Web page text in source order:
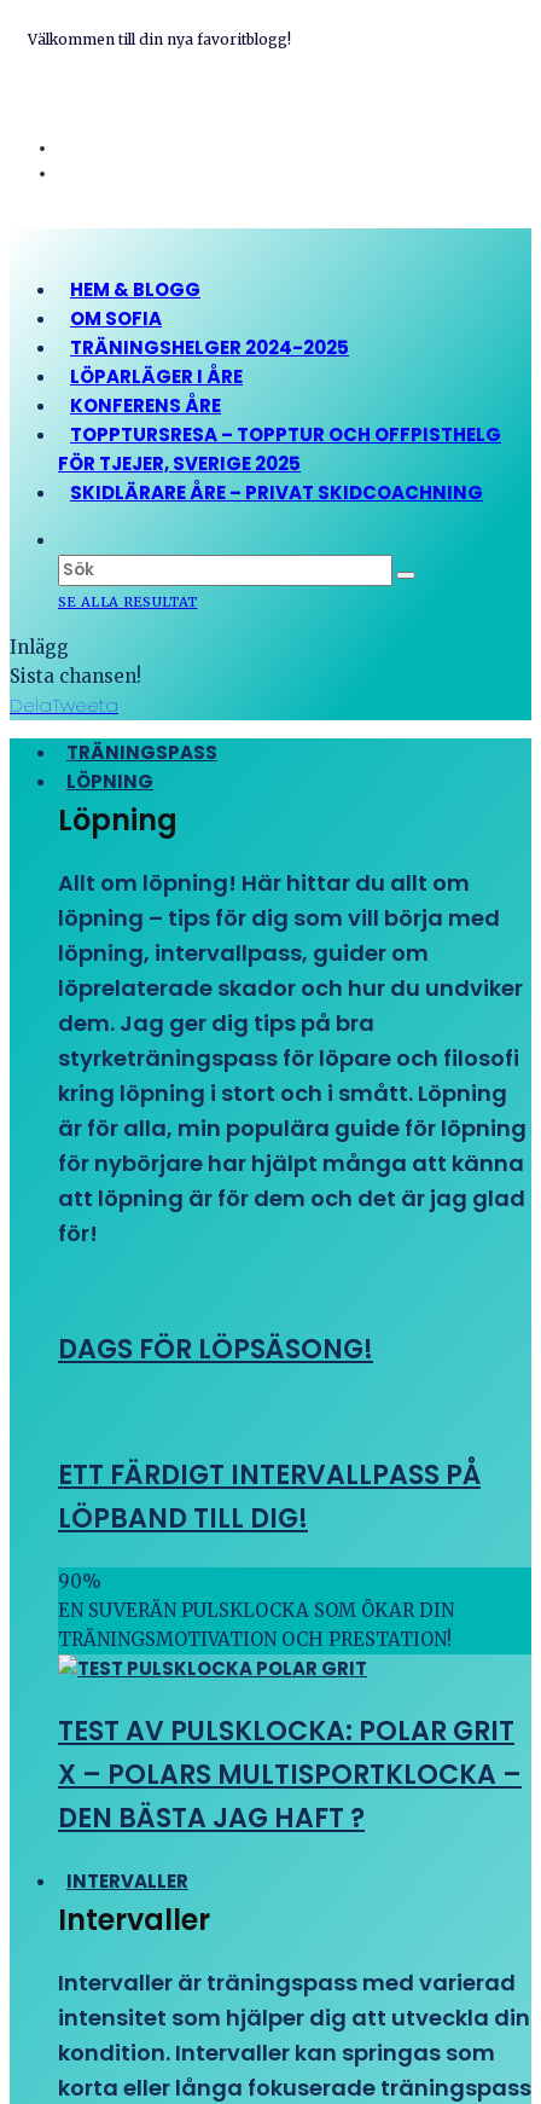
Välkommen till din nya favoritblogg!
HEM & BLOGG
OM SOFIA
TRÄNINGSHELGER 2024-2025
LÖPARLÄGER I ÅRE
KONFERENS ÅRE
TOPPTURSRESA – TOPPTUR OCH OFFPISTHELG
FÖR TJEJER, SVERIGE 2025
SKIDLÄRARE ÅRE – PRIVAT SKIDCOACHNING
SE ALLA RESULTAT
Inlägg
Sista chansen!
DelaTweeta
TRÄNINGSPASS
LÖPNING
Löpning
Allt om löpning! Här hittar du allt om
löpning – tips för dig som vill börja med
löpning, intervallpass, guider om
löprelaterade skador och hur du undviker
dem. Jag ger dig tips på bra
styrketräningspass för löpare och filosofi
kring löpning i stort och i smått. Löpning
är för alla, min populära guide för löpning
för nybörjare har hjälpt många att känna
att löpning är för dem och det är jag glad
för!
DAGS FÖR LÖPSÄSONG!
ETT FÄRDIGT INTERVALLPASS PÅ
LÖPBAND TILL DIG!
90%
EN SUVERÄN PULSKLOCKA SOM ÖKAR DIN
TRÄNINGSMOTIVATION OCH PRESTATION!
TEST AV PULSKLOCKA: POLAR GRIT
X – POLARS MULTISPORTKLOCKA –
DEN BÄSTA JAG HAFT ?
INTERVALLER
Intervaller
Intervaller är träningspass med varierad
intensitet som hjälper dig att utveckla din
kondition. Intervaller kan springas som
korta eller långa fokuserade träningspass